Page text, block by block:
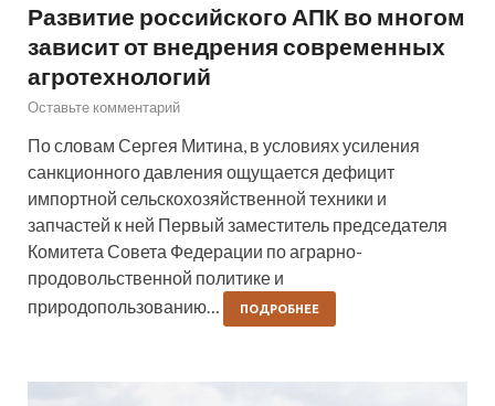
Развитие российского АПК во многом
зависит от внедрения современных
агротехнологий
Оставьте комментарий
По словам Сергея Митина, в условиях усиления
санкционного давления ощущается дефицит
импортной сельскохозяйственной техники и
запчастей к ней Первый заместитель председателя
Комитета Совета Федерации по аграрно-
продовольственной политике и
природопользованию…
ПОДРОБНЕЕ